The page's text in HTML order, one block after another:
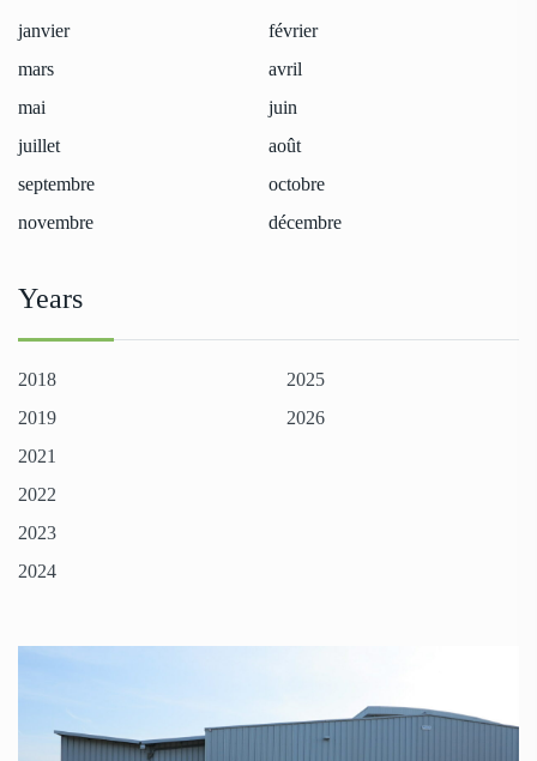
janvier
février
mars
avril
mai
juin
juillet
août
septembre
octobre
novembre
décembre
Years
2018
2019
2021
2022
2023
2024
2025
2026